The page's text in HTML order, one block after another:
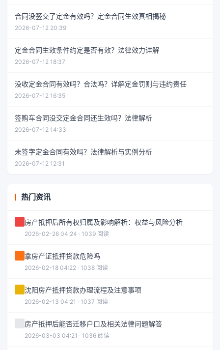
合同没签交了定金有效吗？定金合同生效真相揭秘
2026-07-12 20:39
定金合同生效条件约定是否有效？法律效力详解
2026-07-12 18:37
没收定金合同有效吗？合法吗？详解定金罚则与违约责任
2026-07-12 16:35
签购车合同没交定金合同还生效吗？法律解析
2026-07-12 14:33
未签字定金合同有效吗？法律解析与实例分析
2026-07-12 12:31
热门资讯
房产抵押后所有权归属及影响解析：权益与风险分析
2026-02-26 04:24 · 1039 阅读
拿房产证抵押贷款危险吗
2026-02-18 04:22 · 1038 阅读
沈阳房产抵押贷款办理流程及注意事项
2026-02-13 04:21 · 1037 阅读
房产抵押后能否迁移户口及相关法律问题解答
2026-03-03 04:21 · 1036 阅读